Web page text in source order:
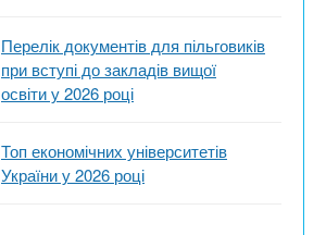
Перелік документів для пільговиків
при вступі до закладів вищої
освіти у 2026 році
Топ економічних університетів
України у 2026 році